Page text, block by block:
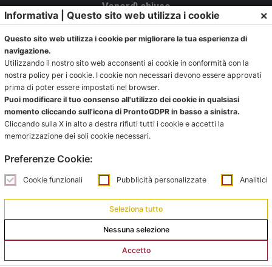
Venerdì chiuso
Ufficio impianti:
impianti@pontevecchiobologna.it
051 6231630 – Interno 2
Orari Ufficio Impianti:
Mattina:
Pomeriggio:
da lunedì a giovedì dalle 15:00 alle 18:00
Venerdì su appuntamento
Informativa | Questo sito web utilizza i cookie ×
Questo sito web utilizza i cookie per migliorare la tua esperienza di
navigazione.
Utilizzando il nostro sito web acconsenti ai cookie in conformità con la
nostra policy per i cookie. I cookie non necessari devono essere approvati
prima di poter essere impostati nel browser.
Puoi modificare il tuo consenso all'utilizzo dei cookie in qualsiasi
momento cliccando sull'icona di ProntoGDPR in basso a sinistra.
Cliccando sulla X in alto a destra rifiuti tutti i cookie e accetti la
memorizzazione dei soli cookie necessari.
Preferenze Cookie:
Cookie funzionali Pubblicità personalizzate Analitici
Seleziona tutto
Nessuna selezione
Accetto